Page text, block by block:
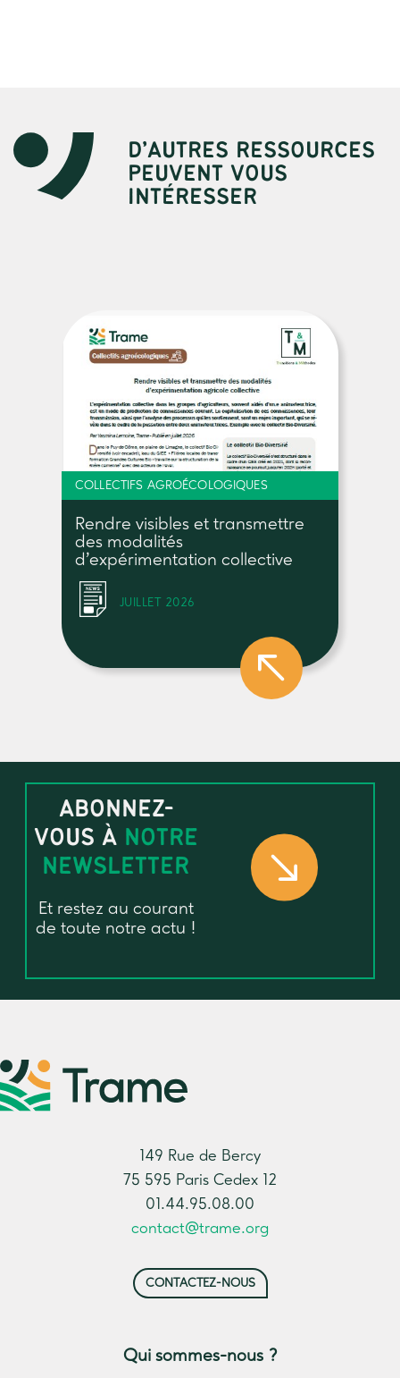
D’AUTRES RESSOURCES
PEUVENT VOUS
INTÉRESSER
COLLECTIFS AGROÉCOLOGIQUES
Rendre visibles et transmettre
des modalités
d’expérimentation collective
JUILLET 2026
ABONNEZ-
VOUS À NOTRE
NEWSLETTER
Et restez au courant
de toute notre actu !
149 Rue de Bercy
75 595 Paris Cedex 12
01.44.95.08.00
contact@trame.org
CONTACTEZ-NOUS
Qui sommes-nous ?